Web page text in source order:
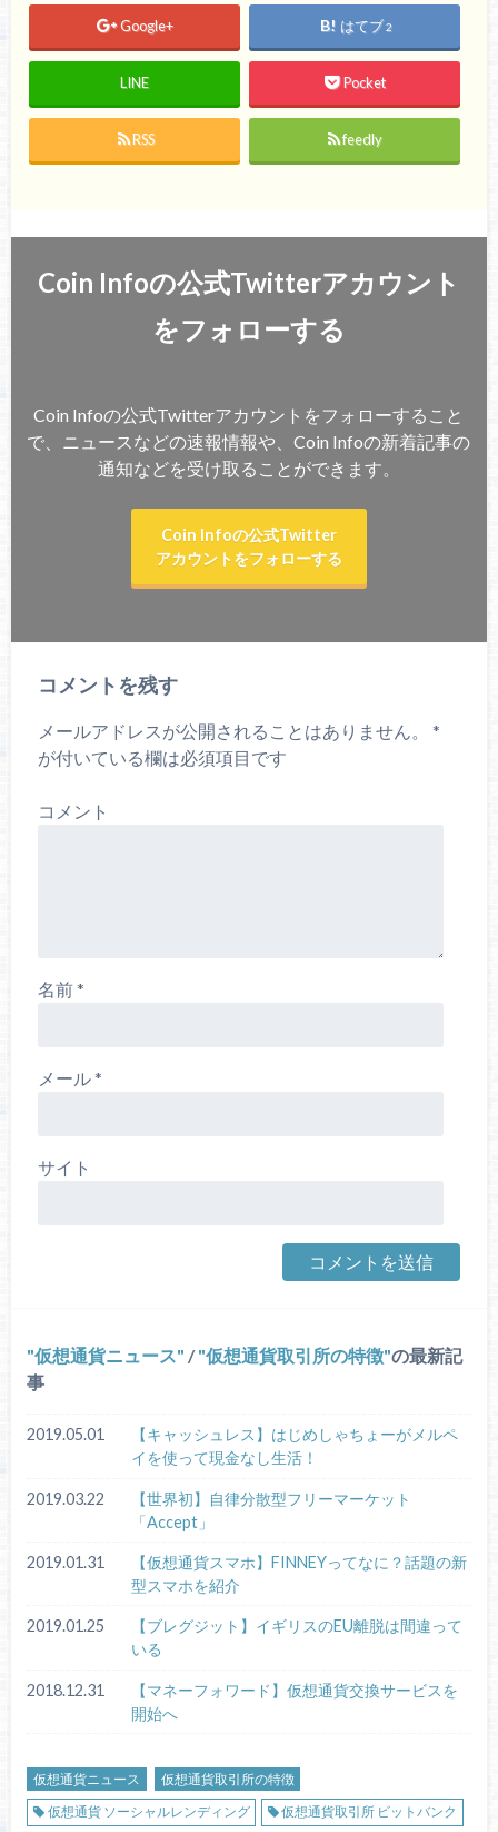
Google+ はてブ2
LINE Pocket
RSS feedly
Coin Infoの公式Twitterアカウント
をフォローする
Coin Infoの公式Twitterアカウントをフォローすること
で、ニュースなどの速報情報や、Coin Infoの新着記事の
通知などを受け取ることができます。
Coin Infoの公式Twitter
アカウントをフォローする
コメントを残す
メールアドレスが公開されることはありません。
*
が付いている欄は必須項目です
コメント
名前*
メール*
サイト
仮想通貨ニュース / 仮想通貨取引所の特徴 の最新記
事
2019.05.01
【キャッシュレス】はじめしゃちょーがメルペ
イを使って現金なし生活！
2019.03.22
【世界初】自律分散型フリーマーケット
「Accept」
2019.01.31
【仮想通貨スマホ】FINNEYってなに？話題の新
型スマホを紹介
2019.01.25
【ブレグジット】イギリスのEU離脱は間違って
いる
2018.12.31
【マネーフォワード】仮想通貨交換サービスを
開始へ
仮想通貨ニュース
仮想通貨取引所の特徴
仮想通貨 ソーシャルレンディング
仮想通貨取引所 ビットバンク